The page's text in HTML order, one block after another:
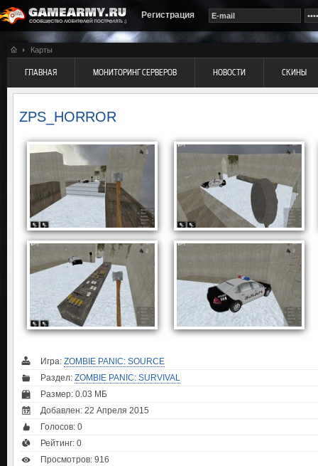
Регистрация
Карты
ГЛАВНАЯ МОНИТОРИНГ СЕРВЕРОВ НОВОСТИ СКИНЫ
ZPS_HORROR
Игра: ZOMBIE PANIC: SOURCE
Раздел: ZOMBIE PANIC: SURVIVAL
Размер: 0.03 МБ
Добавлен: 22 Апреля 2015
Голосов: 0
Рейтинг: 0
Просмотров: 916